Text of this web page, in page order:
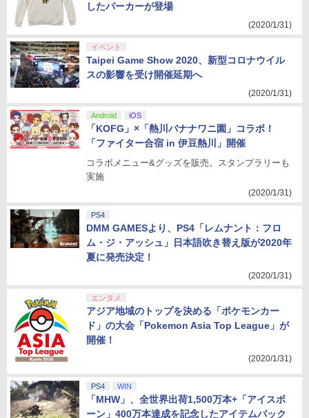
したパーカーが登場
(2020/1/31)
イベント
Taipei Game Show 2020、新型コロナウイル
スの影響を受け開催延期へ
(2020/1/31)
Android iOS
「KOFG」×「熱川バナナワニ園」コラボ！
「ファイター合宿 in 伊豆熱川」開催
コラボメニュー&グッズを販売。スタンプラリーも
実施
(2020/1/31)
PS4
DMM GAMESより、PS4「レムナント：フロ
ム・ジ・アッシュ」日本語吹き替え版が2020年
夏に発売決定！
(2020/1/31)
エンタメ
アジア地域のトップを決める「ポケモンカー
ド」の大会「Pokemon Asia Top League」が
開催！
(2020/1/31)
PS4 WIN
「MHW」、全世界出荷1,500万本+「アイスボ
ーン」400万本達成を記念したアイテムパック